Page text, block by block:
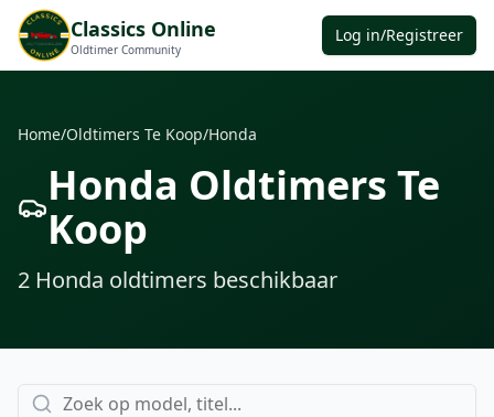
Classics Online
Oldtimer Community
Log in/Registreer
Home/Oldtimers Te Koop/Honda
Honda Oldtimers Te
Koop
2 Honda oldtimers beschikbaar